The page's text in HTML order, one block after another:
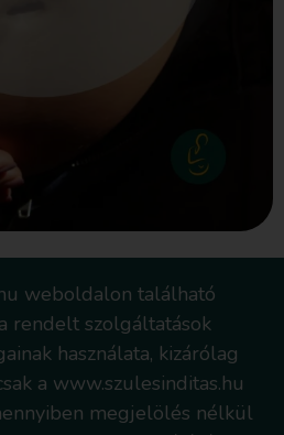
weboldalon található
rendelt szolgáltatások
használata, kizárólag
a www.szulesinditas.hu
megjelölés nélkül